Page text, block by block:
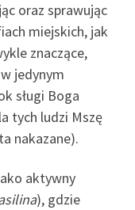
oraz sprawując
miejskich, jak
znaczące,
jedynym
sługi Boga
tych ludzi Mszę
nakazane).
aktywny
), gdzie